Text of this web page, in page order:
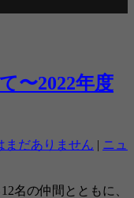
〜2022年度
まだありません | ニュ
名の仲間とともに、